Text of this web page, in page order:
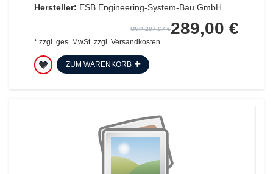
Hersteller: ESB Engineering-System-Bau GmbH
UVP 297,67 €289,00 €
* zzgl. ges. MwSt.zzgl. Versandkosten
ZUM WARENKORB